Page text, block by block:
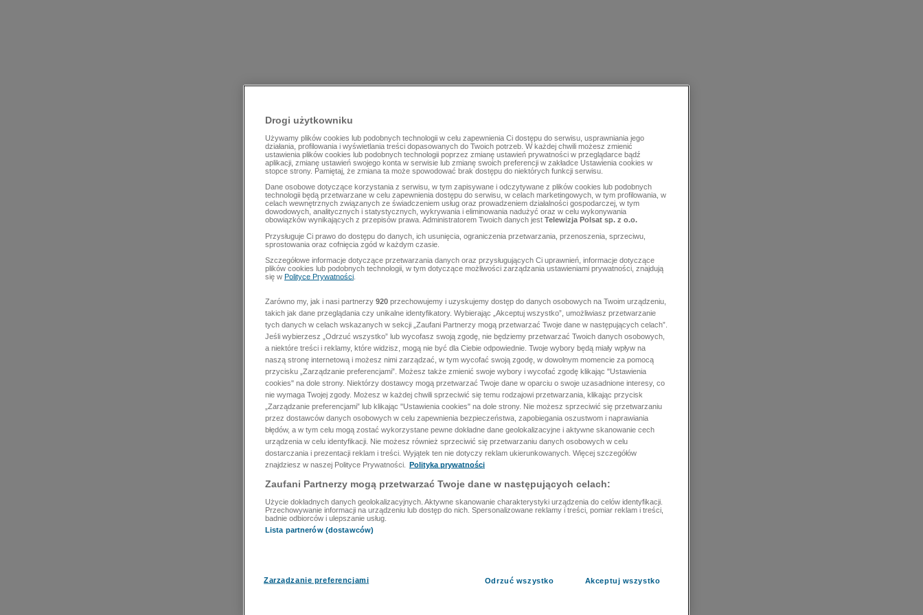
Drogi użytkowniku
Używamy plików cookies lub podobnych technologii w celu zapewnienia Ci dostępu do serwisu, usprawniania jego
działania, profilowania i wyświetlania treści dopasowanych do Twoich potrzeb. W każdej chwili możesz zmienić
ustawienia plików cookies lub podobnych technologii poprzez zmianę ustawień prywatności w przeglądarce bądź
aplikacji, zmianę ustawień swojego konta w serwisie lub zmianę swoich preferencji w zakładce Ustawienia cookies w
stopce strony. Pamiętaj, że zmiana ta może spowodować brak dostępu do niektórych funkcji serwisu.
Dane osobowe dotyczące korzystania z serwisu, w tym zapisywane i odczytywane z plików cookies lub podobnych
technologii będą przetwarzane w celu zapewnienia dostępu do serwisu, w celach marketingowych, w tym profilowania, w
celach wewnętrznych związanych ze świadczeniem usług oraz prowadzeniem działalności gospodarczej, w tym
dowodowych, analitycznych i statystycznych, wykrywania i eliminowania nadużyć oraz w celu wykonywania
obowiązków wynikających z przepisów prawa. Administratorem Twoich danych jest Telewizja Polsat sp. z o.o.
Przysługuje Ci prawo do dostępu do danych, ich usunięcia, ograniczenia przetwarzania, przenoszenia, sprzeciwu,
sprostowania oraz cofnięcia zgód w każdym czasie.
Szczegółowe informacje dotyczące przetwarzania danych oraz przysługujących Ci uprawnień, informacje dotyczące
plików cookies lub podobnych technologii, w tym dotyczące możliwości zarządzania ustawieniami prywatności, znajdują
się w Polityce Prywatności
Zarówno my, jak i nasi partnerzy 920 przechowujemy i uzyskujemy dostęp do danych osobowych na Twoim urządzeniu,
takich jak dane przeglądania czy unikalne identyfikatory. Wybierając „Akceptuj wszystko”, umożliwiasz przetwarzanie
tych danych w celach wskazanych w sekcji „Zaufani Partnerzy mogą przetwarzać Twoje dane w następujących celach”.
Jeśli wybierzesz „Odrzuć wszystko” lub wycofasz swoją zgodę, nie będziemy przetwarzać Twoich danych osobowych,
a niektóre treści i reklamy, które widzisz, mogą nie być dla Ciebie odpowiednie. Twoje wybory będą miały wpływ na
naszą stronę internetową i możesz nimi zarządzać, w tym wycofać swoją zgodę, w dowolnym momencie za pomocą
przycisku „Zarządzanie preferencjami”. Możesz także zmienić swoje wybory i wycofać zgodę klikając "Ustawienia
cookies" na dole strony. Niektórzy dostawcy mogą przetwarzać Twoje dane w oparciu o swoje uzasadnione interesy, co
nie wymaga Twojej zgody. Możesz w każdej chwili sprzeciwić się temu rodzajowi przetwarzania, klikając przycisk
„Zarządzanie preferencjami” lub klikając "Ustawienia cookies" na dole strony. Nie możesz sprzeciwić się przetwarzaniu
przez dostawców danych osobowych w celu zapewnienia bezpieczeństwa, zapobiegania oszustwom i naprawiania
błędów, a w tym celu mogą zostać wykorzystane pewne dokładne dane geolokalizacyjne i aktywne skanowanie cech
urządzenia w celu identyfikacji. Nie możesz również sprzeciwić się przetwarzaniu danych osobowych w celu
dostarczania i prezentacji reklam i treści. Wyjątek ten nie dotyczy reklam ukierunkowanych. Więcej szczegółów
znajdziesz w naszej Polityce Prywatności.
Polityka prywatności
Zaufani Partnerzy mogą przetwarzać Twoje dane w następujących celach:
Użycie dokładnych danych geolokalizacyjnych. Aktywne skanowanie charakterystyki urządzenia do celów identyfikacji.
Przechowywanie informacji na urządzeniu lub dostęp do nich. Spersonalizowane reklamy i treści, pomiar reklam i treści,
badnie odbiorców i ulepszanie usług.
Lista partnerów (dostawców)
Zarządzanie preferencjami Odrzuć wszystko Akceptuj wszystko